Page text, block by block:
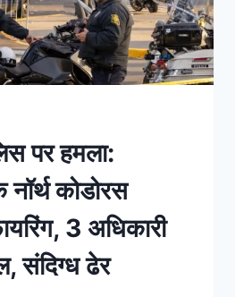
पर हमला:
नॉर्थ कोडोरस
3 अधिकारी
संदिग्ध ढेर